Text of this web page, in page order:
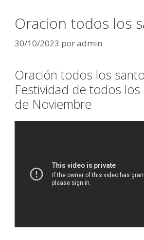
Oracion todos los
30/10/2023 poradmin
Oración todos los
Festividad de todos los
de Noviembre